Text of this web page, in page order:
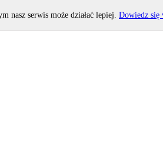
nasz serwis może działać lepiej. Dowiedz się